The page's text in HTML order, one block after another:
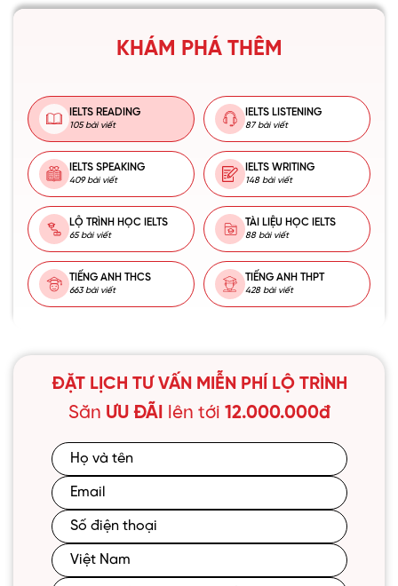
KHÁM PHÁ THÊM
IELTS READING
105 bài viết
IELTS LISTENING
87 bài viết
IELTS SPEAKING
409 bài viết
IELTS WRITING
148 bài viết
LỘ TRÌNH HỌC IELTS
65 bài viết
TÀI LIỆU HỌC IELTS
88 bài viết
TIẾNG ANH THCS
663 bài viết
TIẾNG ANH THPT
428 bài viết
ĐẶT LỊCH TƯ VẤN MIỄN PHÍ LỘ TRÌNH
Săn ƯU ĐÃI lên tới 12.000.000đ